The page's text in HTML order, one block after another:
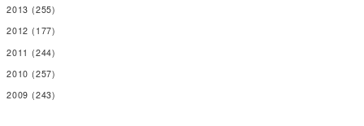
2013 (255)
2012 (177)
2011 (244)
2010 (257)
2009 (243)